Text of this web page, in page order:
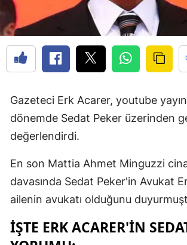
Gazeteci Erk Acarer, youtube
dönemde Sedat Peker üzerinden
değerlendirdi.
En son Mattia Ahmet Minguzzi
davasında Sedat Peker'in Avukat
ailenin avukatı olduğunu
İŞTE ERK ACARER'IN